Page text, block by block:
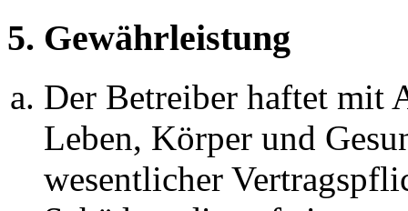
5. Gewährleistung
Der Betreiber haftet mit
Leben, Körper und
wesentlicher